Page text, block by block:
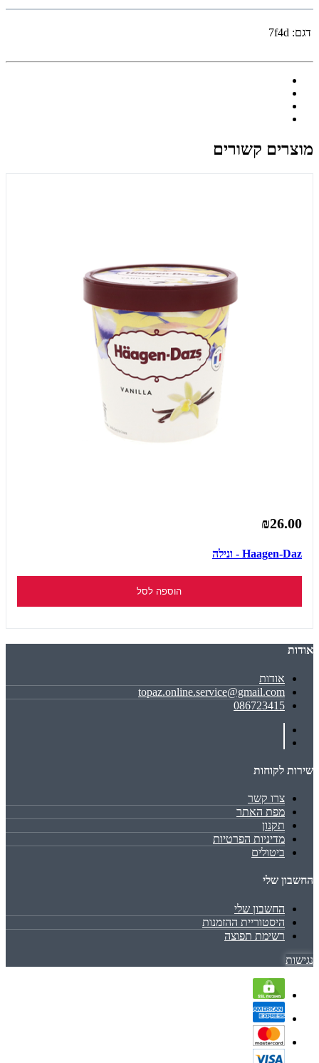
דגם: 7f4d
מוצרים קשורים
₪26.00
Haagen-Daz - ונילה
הוספה לסל
אודות
אודות
topaz.online.service@gmail.com
086723415
שירות לקוחות
צרו קשר
מפת האתר
תקנון
מדיניות הפרטיות
ביטולים
החשבון שלי
החשבון שלי
היסטוריית ההזמנות
רשימת תפוצה
נגישות